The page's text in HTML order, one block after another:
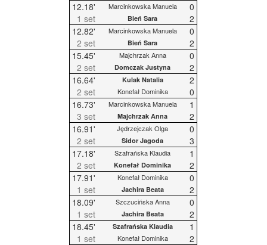
12.18'
1 set
Marcinkowska Manuela 0
Bień Sara
2
12.82'
2 set
Marcinkowska Manuela 0
Bień Sara
2
15.45'
2 set
Majchrzak Anna 0
Domczak Justyna
2
16.64'
2 set
Kulak Natalia 2
Konefał Dominika
0
16.73'
3 set
Marcinkowska Manuela 1
Majchrzak Anna
2
16.91'
2 set
Jędrzejczak Olga 0
Sidor Jagoda
3
17.18'
2 set
Szafrańska Klaudia 1
Konefał Dominika
2
17.91'
1 set
Konefał Dominika 0
Jachira Beata
2
18.09'
1 set
Szczucińska Anna 0
Jachira Beata
2
18.45'
1 set
Szafrańska Klaudia 1
Konefał Dominika 2